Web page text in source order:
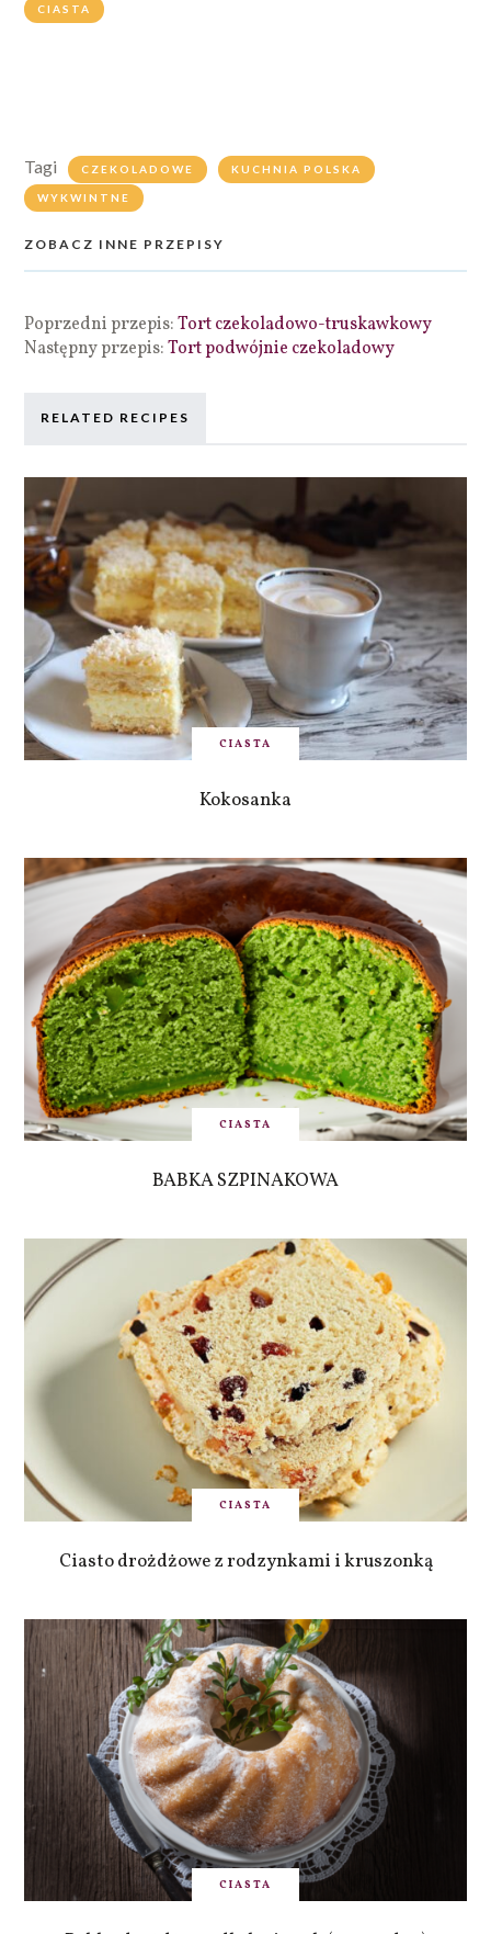
CIASTA
Tagi CZEKOLADOWE KUCHNIA POLSKA
WYKWINTNE
ZOBACZ INNE PRZEPISY
Poprzedni przepis:Tort czekoladowo-truskawkowy
Następny przepis:Tort podwójnie czekoladowy
RELATED RECIPES
CIASTA
Kokosanka
CIASTA
BABKA SZPINAKOWA
CIASTA
Ciasto drożdżowe z rodzynkami i kruszonką
CIASTA